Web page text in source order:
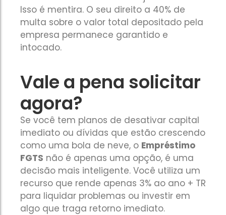
Isso é mentira. O seu direito a 40% de
multa sobre o valor total depositado pela
empresa permanece garantido e
intocado.
Vale a pena solicitar
agora?
Se você tem planos de desativar capital
imediato ou dívidas que estão crescendo
como uma bola de neve, o Empréstimo
FGTS não é apenas uma opção, é uma
decisão mais inteligente. Você utiliza um
recurso que rende apenas 3% ao ano + TR
para liquidar problemas ou investir em
algo que traga retorno imediato.